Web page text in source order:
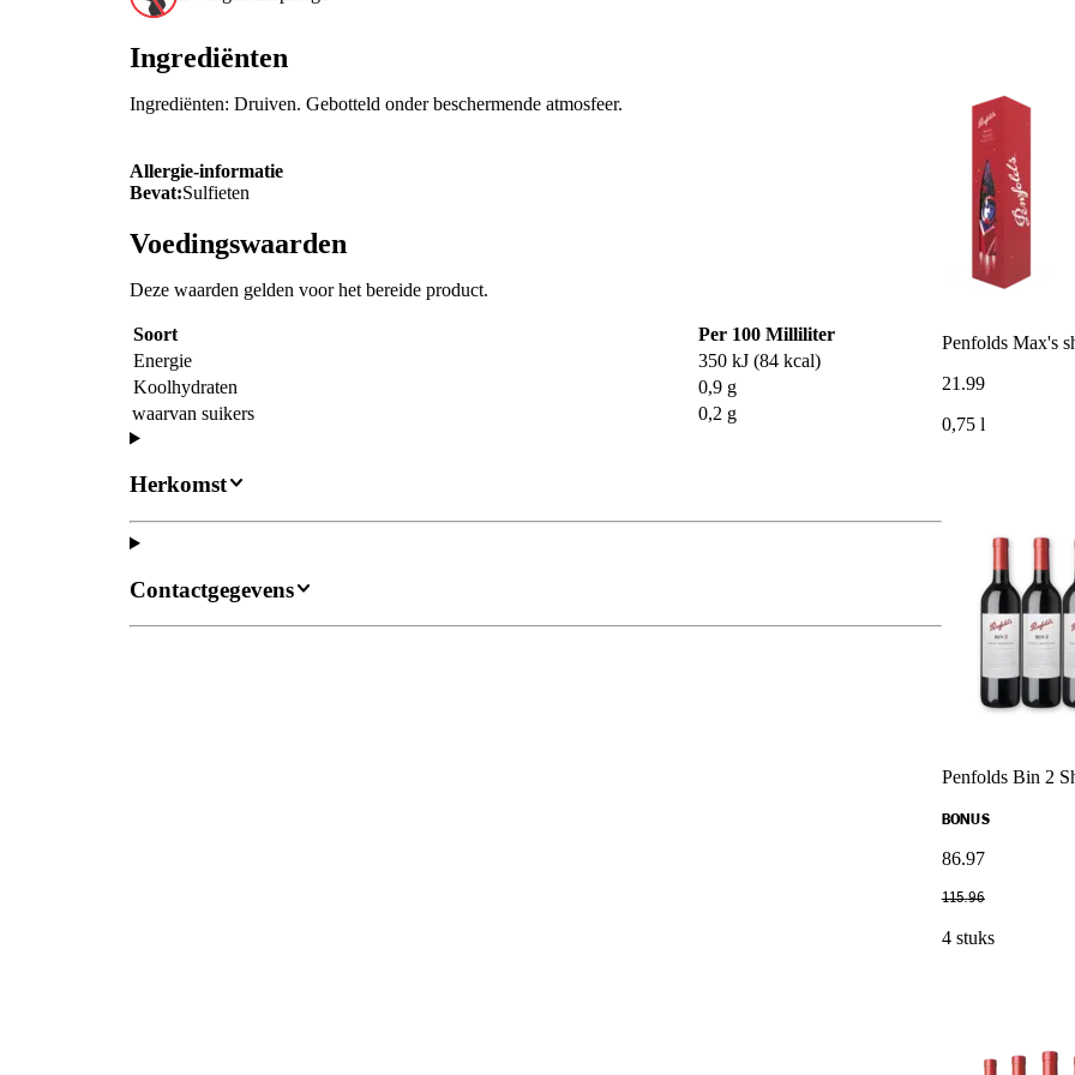
Ingrediënten
Ingrediënten: Druiven. Gebotteld onder beschermende atmosfeer.
Allergie-informatie
Bevat:Sulfieten
Voedingswaarden
Deze waarden gelden voor het bereide product.
Soort
Per 100 Milliliter
Energie
350 kJ (84 kcal)
Koolhydraten
0,9 g
waarvan suikers
0,2 g
Herkomst
Contactgegevens
Penfolds Max's
21 .99
0,75 l
Penfolds Bin 2
BONUS
86.97
115.96
4 stuks